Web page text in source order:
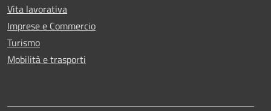
Vita lavorativa
Imprese e Commercio
Turismo
Mobilità e trasporti